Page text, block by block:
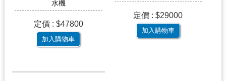
水機
定價 : $47800
加入購物車
定價 : $29000
加入購物車